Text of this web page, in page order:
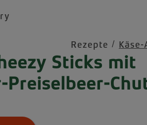
Rezepte /
Sticks mit